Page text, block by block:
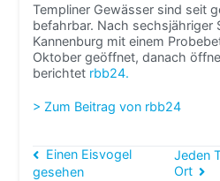
Templiner Gewässer sind seit
befahrbar. Nach sechsjähriger
Kannenburg mit einem
Oktober geöffnet, danach
berichtet rbb24.
> Zum Beitrag von rbb24
Einen Eisvogel
gesehen
Jeden
Ort